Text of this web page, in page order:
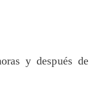
y después de